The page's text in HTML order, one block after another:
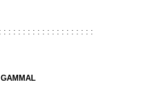
: : : : : : : : : : : : : : : : : :